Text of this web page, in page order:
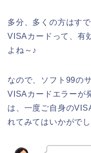
多分、多くの方はす
VISAカードって、有
よね～♪
なので、ソフト99の
VISAカードエラーが
は、一度ご自身の
れてみてはいかがで